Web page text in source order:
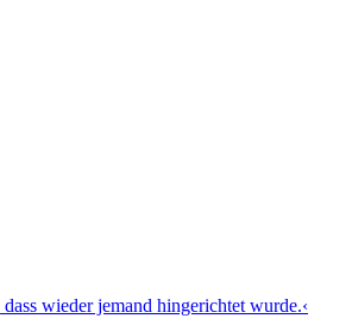
wieder jemand hingerichtet wurde.‹